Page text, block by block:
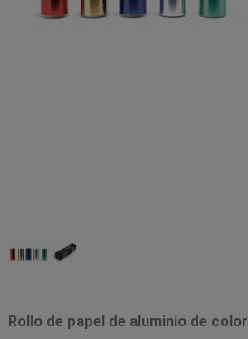
Rollo de papel de aluminio de color